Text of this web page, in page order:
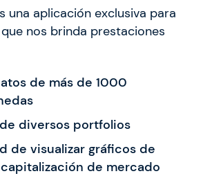
una aplicación exclusiva para
nos brinda prestaciones
de más de 1000
diversos portfolios
de visualizar gráficos de
de mercado